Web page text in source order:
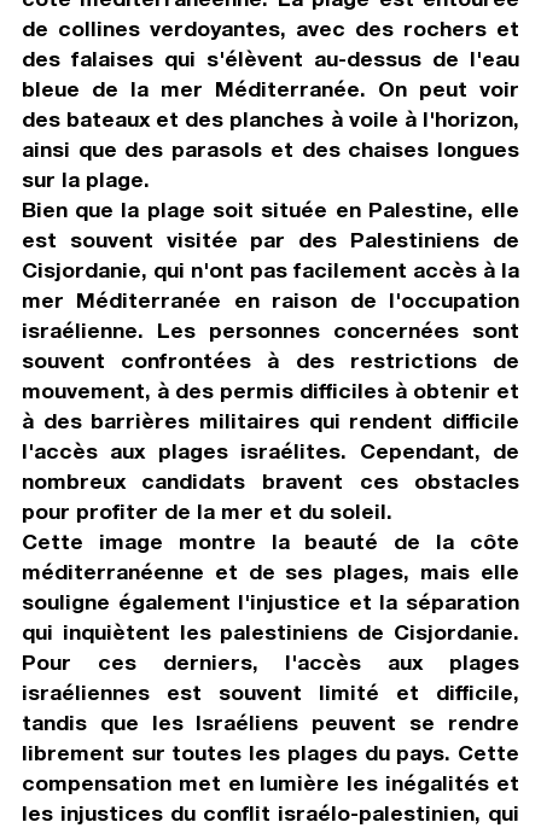
de collines verdoyantes, avec des rochers et
des falaises qui s'élèvent au-dessus de l'eau
bleue de la mer Méditerranée. On peut voir
des bateaux et des planches à voile à l'horizon,
ainsi que des parasols et des chaises longues
sur la plage.
Bien que la plage soit située en Palestine, elle
est souvent visitée par des Palestiniens de
Cisjordanie, qui n'ont pas facilement accès à la
mer Méditerranée en raison de l'occupation
israélienne. Les personnes concernées sont
souvent confrontées à des restrictions de
mouvement, à des permis difficiles à obtenir et
à des barrières militaires qui rendent difficile
l'accès aux plages israélites. Cependant, de
nombreux candidats bravent ces obstacles
pour profiter de la mer et du soleil.
Cette image montre la beauté de la côte
méditerranéenne et de ses plages, mais elle
souligne également l'injustice et la séparation
qui inquiètent les palestiniens de Cisjordanie.
Pour ces derniers, l'accès aux plages
israéliennes est souvent limité et difficile,
tandis que les Israéliens peuvent se rendre
librement sur toutes les plages du pays. Cette
compensation met en lumière les inégalités et
les injustices du conflit israélo-palestinien, qui